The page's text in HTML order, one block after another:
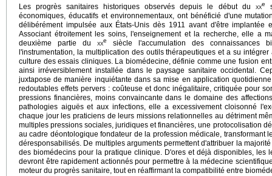
Les progrès sanitaires historiques observés depuis le début du xxe
économiques, éducatifs et environnementaux, ont bénéficié d'une
délibérément impulsée aux États-Unis dès 1911 avant d'être
Associant étroitement les soins, l'enseignement et la recherche, elle a
deuxième partie du xxe
siècle l'accumulation des connaissances
l'instrumentation, la multiplication des outils thérapeutiques et a su
culture des essais cliniques. La biomédecine, définie comme une fusion
ainsi irréversiblement installée dans le paysage sanitaire occidental.
juxtapose de manière inquiétante dans sa mise en application
redoutables effets pervers : coûteuse et donc inégalitaire, critiquée pour
pressions financières, moins convaincante dans le domaine des
pathologies aiguës et aux infections, elle a excessivement cloisonné
chaque jour les praticiens de leurs missions relationnelles au détriment
multiples pressions sociales, juridiques et financières, une protocolisation
au cadre déontologique fondateur de la profession médicale, transformant
déresponsabilisés. De multiples arguments permettent d'attribuer la
des biomédecins pour la pratique clinique. D'ores et déjà disponibles, les
devront être rapidement actionnés pour permettre à la médecine
moteur du progrès sanitaire, tout en réaffirmant la compatibilité entre